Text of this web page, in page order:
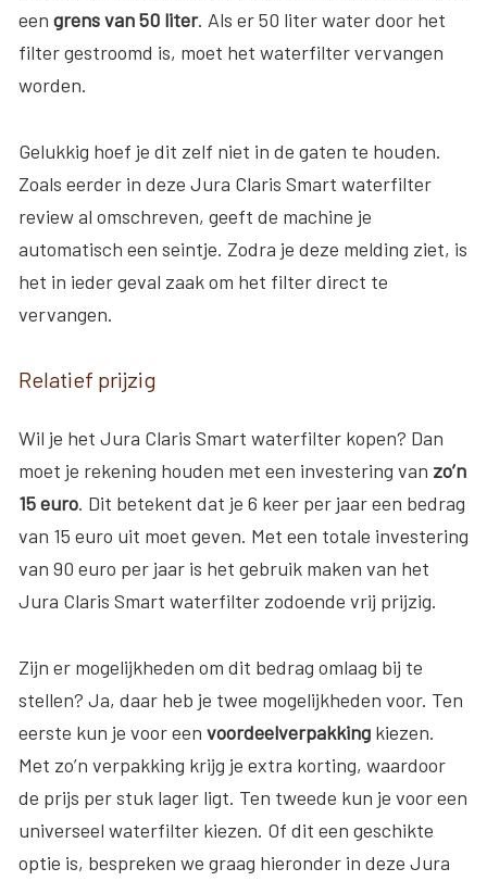
een grens van 50 liter. Als er 50 liter water door het
filter gestroomd is, moet het waterfilter vervangen
worden.
Gelukkig hoef je dit zelf niet in de gaten te houden.
Zoals eerder in deze Jura Claris Smart waterfilter
review al omschreven, geeft de machine je
automatisch een seintje. Zodra je deze melding ziet, is
het in ieder geval zaak om het filter direct te
vervangen.
Relatief prijzig
Wil je het Jura Claris Smart waterfilter kopen? Dan
moet je rekening houden met een investering van zo’n
15 euro. Dit betekent dat je 6 keer per jaar een bedrag
van 15 euro uit moet geven. Met een totale investering
van 90 euro per jaar is het gebruik maken van het
Jura Claris Smart waterfilter zodoende vrij prijzig.
Zijn er mogelijkheden om dit bedrag omlaag bij te
stellen? Ja, daar heb je twee mogelijkheden voor. Ten
eerste kun je voor een voordeelverpakking kiezen.
Met zo’n verpakking krijg je extra korting, waardoor
de prijs per stuk lager ligt. Ten tweede kun je voor een
universeel waterfilter kiezen. Of dit een geschikte
optie is, bespreken we graag hieronder in deze Jura